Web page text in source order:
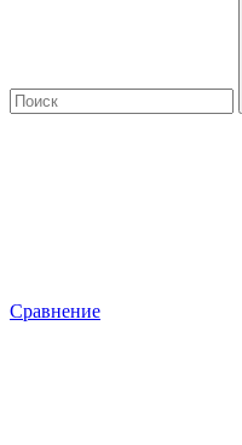
Сравнение